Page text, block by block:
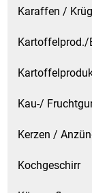
Porzellan
POS Material
Profisortiment
Karaffen /
Kartoffelprod./
Kau-/
Kerzen /
Kochgeschirr